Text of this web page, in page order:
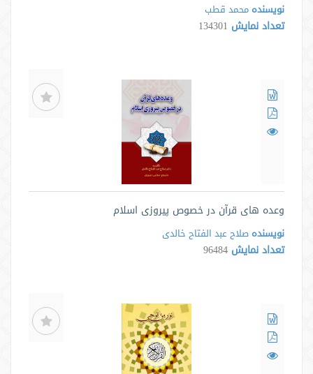
نویسنده محمد قطب
تعداد نمایش 134301
وعده های قرآن در خصوص پیروزی اسلام
نویسنده صلاح عبد الفتاح خالدی
تعداد نمایش 96484